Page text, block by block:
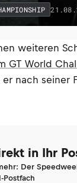
weiteren
GT World
er nach
in Ihr
Der